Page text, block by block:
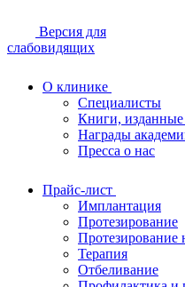
Версия для
слабовидящих
О клинике
Специалисты
Книги,
Награды
Пресса о нас
Прайс-лист
Имплантация
Протезирование
Протезирование
Терапия
Отбеливание